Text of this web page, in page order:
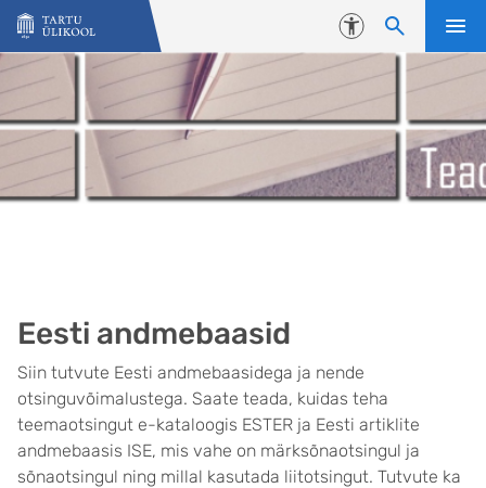
Liigu edasi põhisisu juurde
Juurdepääsetavus
Eesti andmebaasid
Siin tutvute Eesti andmebaasidega ja nende
otsinguvõimalustega. Saate teada, kuidas teha
teemaotsingut e-kataloogis ESTER ja Eesti artiklite
andmebaasis ISE, mis vahe on märksõnaotsingul ja
sõnaotsingul ning millal kasutada liitotsingut. Tutvute ka